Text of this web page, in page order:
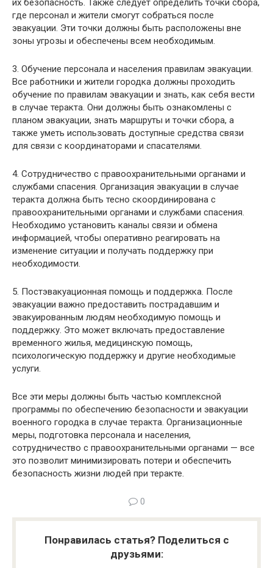
где персонал и жители смогут собраться после
эвакуации. Эти точки должны быть расположены вне
зоны угрозы и обеспечены всем необходимым.
3. Обучение персонала и населения правилам эвакуации.
Все работники и жители городка должны проходить
обучение по правилам эвакуации и знать, как себя вести
в случае теракта. Они должны быть ознакомлены с
планом эвакуации, знать маршруты и точки сбора, а
также уметь использовать доступные средства связи
для связи с координаторами и спасателями.
4. Сотрудничество с правоохранительными органами и
службами спасения. Организация эвакуации в случае
теракта должна быть тесно скоординирована с
правоохранительными органами и службами спасения.
Необходимо установить каналы связи и обмена
информацией, чтобы оперативно реагировать на
изменение ситуации и получать поддержку при
необходимости.
5. Постэвакуационная помощь и поддержка. После
эвакуации важно предоставить пострадавшим и
эвакуированным людям необходимую помощь и
поддержку. Это может включать предоставление
временного жилья, медицинскую помощь,
психологическую поддержку и другие необходимые
услуги.
Все эти меры должны быть частью комплексной
программы по обеспечению безопасности и эвакуации
военного городка в случае теракта. Организационные
меры, подготовка персонала и населения,
сотрудничество с правоохранительными органами — все
это позволит минимизировать потери и обеспечить
безопасность жизни людей при теракте.
0
Понравилась статья? Поделиться с
друзьями: